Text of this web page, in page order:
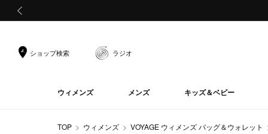
ショップ検索 ラジオ
ウィメンズ メンズ キッズ＆ベビー
TOP ウィメンズ VOYAGE ウィメンズ バッグ＆ウォレット